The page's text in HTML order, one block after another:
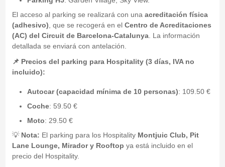
El acceso al parking se realizará con una acreditación física
(adhesivo) , que se recogerá en el Centro de Acreditaciones
(AC) del Circuit de Barcelona-Catalunya. La información
detallada se enviará con antelación.
📌 Precios del parking para Hospitality (3 días, IVA no
incluido):
Autocar (capacidad mínima de 10 personas): 109.50 €
Coche: 59.50 €
Moto: 29.50 €
💡 Nota: El parking para los Hospitality Montjuic Club, Pit
Lane Lounge, Mirador y Rooftop ya está incluido en el
precio del Hospitality.